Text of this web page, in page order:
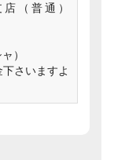
（普通）
）
さいますよ